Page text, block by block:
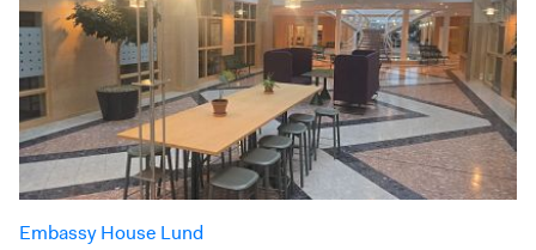
Embassy House Lund